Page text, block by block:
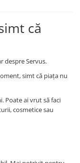
că
despre Servus.
simt că piața nu
Poate ai vrut să faci
cosmetice sau